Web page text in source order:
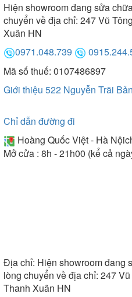
Hiện showroom đang sửa chữa, mọi giao dịch vui lòng
chuyển về địa chỉ: 247 Vũ
Xuân HN
0971.048.739
Mã số thuế: 0107486897
Giới thiệu 522 Nguyễn Trãi
Chỉ dẫn đường đi
Hoàng Quốc Việt - Hà Nội
Mở cửa : 8h - 21h00 (kể cả
Địa chỉ: Hiện showroom đang
lòng chuyển về địa chỉ: 247
Thanh Xuân HN